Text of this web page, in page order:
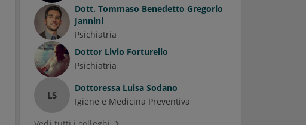
Dott. Tommaso Benedetto Gregorio
Jannini
Psichiatria
Dottor Livio Forturello
Psichiatria
LS
Dottoressa Luisa Sodano
Igiene e Medicina Preventiva